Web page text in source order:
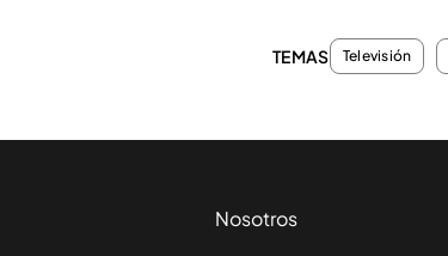
TEMAS Televisión
Nosotros